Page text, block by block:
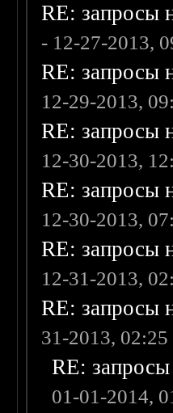
RE: запросы
- 12-27-2013,
RE: запросы
12-29-2013,
RE: запросы
12-30-2013,
RE: запросы
12-30-2013,
RE: запросы
12-31-2013,
RE: запросы
31-2013,
RE:
01-01-2014,